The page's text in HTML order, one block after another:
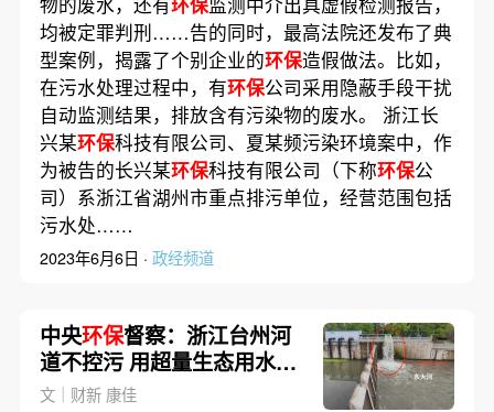
均被定罪判刑……告的同时，最高法院还发布了典
型案例，揭露了个别企业的环保造假做法。比如，
在污水处理过程中，有环保公司采用隐蔽手段干扰
自动监测结果，排放含有污染物的废水。 浙江长
兴某环保科技有限公司、夏某频污染环境案中，作
为被告的长兴某环保科技有限公司（下称环保公
司）系浙江省湖州市重点排污单位，经营范围包括
污水处……
2023年6月6日 · 政经频道
中央环保督察：浙江台州河
道不控污 用超量生态用水冲
刷
文｜财新 康佳